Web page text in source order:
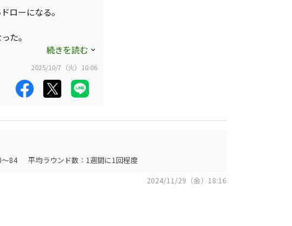
ローになる。
た。
シャフトは軽く「打ち
いる。弾道は申し分な
えてみようと
続きを読む
2025/10/7（火）10:06
～84
平均ラウンド数：1週間に1回程度
2024/11/29（金）18:16